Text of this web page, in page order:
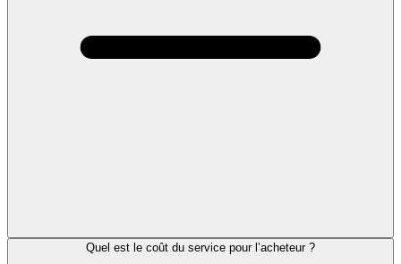
Quel est le coût du service pour l’acheteur ?